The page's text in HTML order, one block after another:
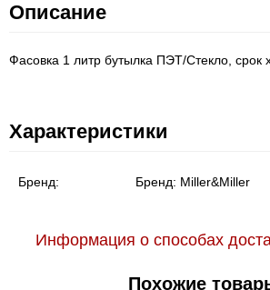
Описание
Фасовка 1 литр бутылка ПЭТ/Стекло, срок
Характеристики
Бренд: Бренд: Miller&Miller
Информация о способах
Похожие